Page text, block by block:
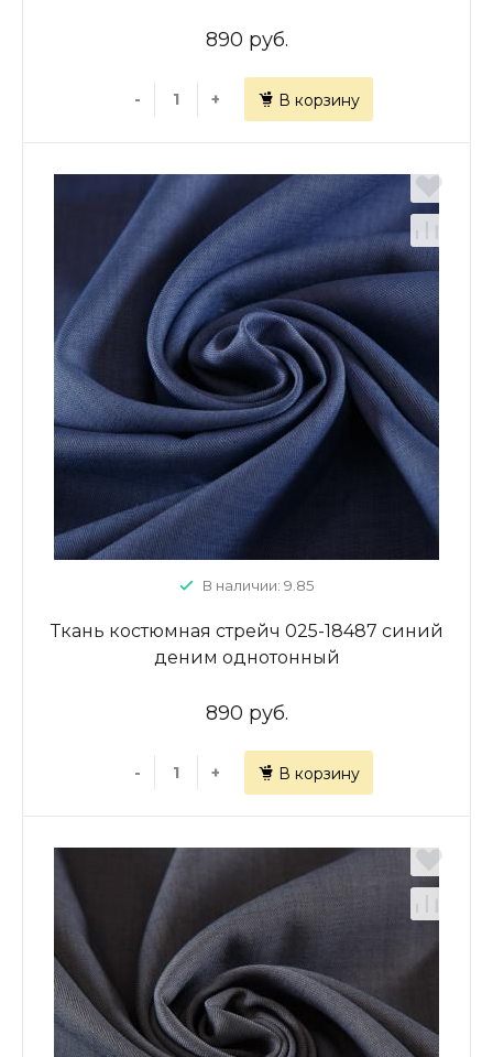
890 руб.
- + В корзину
В наличии: 9.85
Ткань костюмная стрейч 025-18487 синий
деним однотонный
890 руб.
- + В корзину